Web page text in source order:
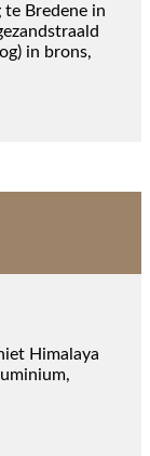
Bredene in
in brons,
Himalaya